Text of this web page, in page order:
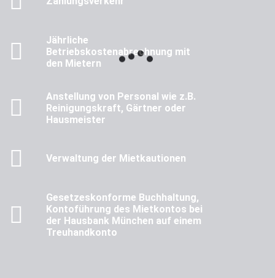
Jährliche
Betriebskostenabrechnung mit
den Mietern
Anstellung von Personal wie z.B.
Reinigungskraft, Gärtner oder
Hausmeister
Verwaltung der Mietkautionen
Gesetzeskonforme Buchhaltung,
Kontoführung des Mietkontos bei
der Hausbank München auf einem
Treuhandkonto